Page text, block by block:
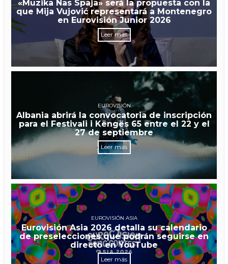
«Muzika Nas Spaja» será la propuesta con la
que Mija Vujović representará a Montenegro
en Eurovisión Junior 2026
Leer más
EUROVISIÓN
Albania abrirá la convocatoria de inscripción
para el Festivali i Këngës 65 entre el 22 y el
27 de septiembre
Leer más
EUROVISIÓN ASIA
Eurovisión Asia 2026 detalla su calendario
de preselecciones que podrán seguirse en
directo en YouTube
Leer más